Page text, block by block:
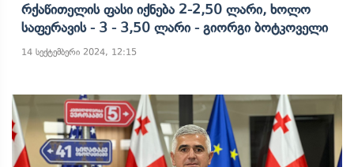
Რქაწითელის Ფასი Იქნება 2-2,50 Ლარი, Ხოლო
Საფერავის - 3 - 3,50 Ლარი - Გიორგი Ბოტკოველი
14 სექტემბერი 2024, 12:15